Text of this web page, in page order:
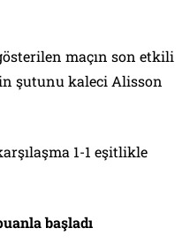
maçın son etkili
şutunu kaleci Alisson
1-1 eşitlikle
başladı